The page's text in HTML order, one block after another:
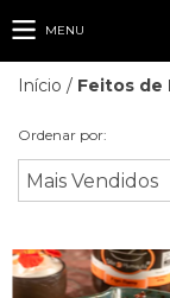
MENU
Início / Feitos de
Ordenar por: